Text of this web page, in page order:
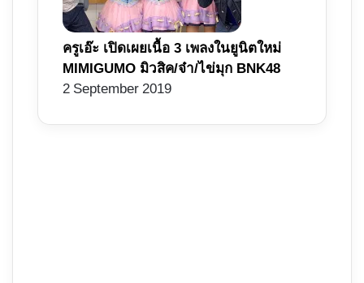
ครูเอ๊ะ เปิดเผยเนื้อ 3 เพลงในยูนิตใหม่
MIMIGUMO มิวสิค/จ๋า/ไข่มุก BNK48
2 September 2019